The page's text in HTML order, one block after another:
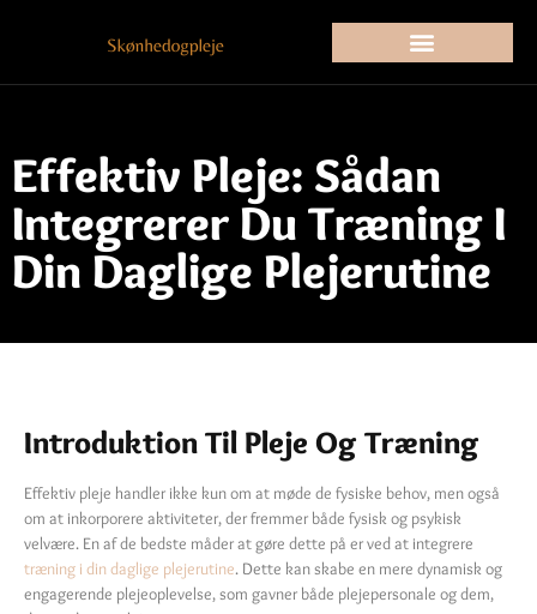
Effektiv Pleje: Sådan
Integrerer Du Træning I
Din Daglige Plejerutine
Introduktion Til Pleje Og Træning
Effektiv pleje handler ikke kun om at møde de fysiske behov, men også
om at inkorporere aktiviteter, der fremmer både fysisk og psykisk
velvære. En af de bedste måder at gøre dette på er ved at integrere
træning i din daglige plejerutine. Dette kan skabe en mere dynamisk og
engagerende plejeoplevelse, som gavner både plejepersonale og dem,